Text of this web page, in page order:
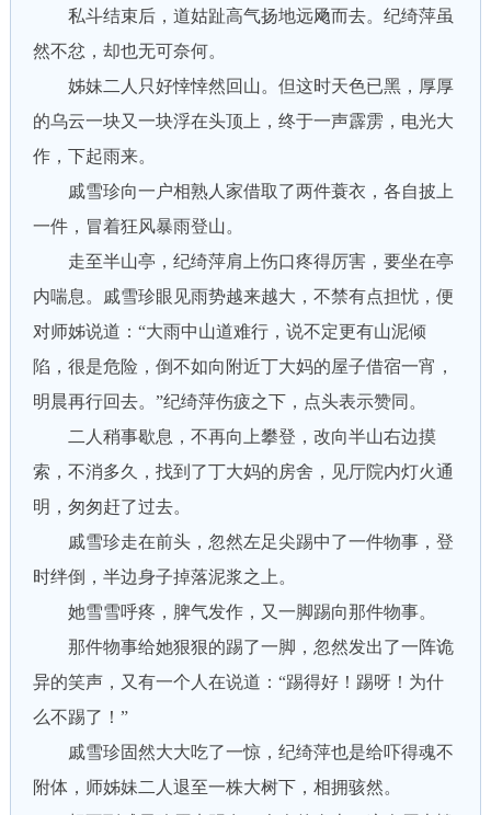
私斗结束后，道姑趾高气扬地远飏而去。纪绮萍虽
然不忿，却也无可奈何。
姊妹二人只好悻悻然回山。但这时天色已黑，厚厚
的乌云一块又一块浮在头顶上，终于一声霹雳，电光大
作，下起雨来。
戚雪珍向一户相熟人家借取了两件蓑衣，各自披上
一件，冒着狂风暴雨登山。
走至半山亭，纪绮萍肩上伤口疼得厉害，要坐在亭
内喘息。戚雪珍眼见雨势越来越大，不禁有点担忧，便
对师姊说道：“大雨中山道难行，说不定更有山泥倾
陷，很是危险，倒不如向附近丁大妈的屋子借宿一宵，
明晨再行回去。”纪绮萍伤疲之下，点头表示赞同。
二人稍事歇息，不再向上攀登，改向半山右边摸
索，不消多久，找到了丁大妈的房舍，见厅院内灯火通
明，匆匆赶了过去。
戚雪珍走在前头，忽然左足尖踢中了一件物事，登
时绊倒，半边身子掉落泥浆之上。
她雪雪呼疼，脾气发作，又一脚踢向那件物事。
那件物事给她狠狠的踢了一脚，忽然发出了一阵诡
异的笑声，又有一个人在说道：“踢得好！踢呀！为什
么不踢了！”
戚雪珍固然大大吃了一惊，纪绮萍也是给吓得魂不
附体，师姊妹二人退至一株大树下，相拥骇然。